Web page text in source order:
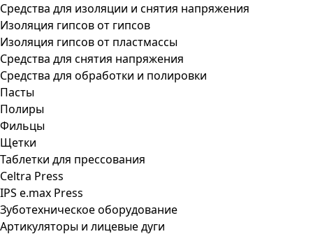
Средства для изоляции и снятия напряжения
Изоляция гипсов от гипсов
Изоляция гипсов от пластмассы
Средства для снятия напряжения
Средства для обработки и полировки
Пасты
Полиры
Фильцы
Щетки
Таблетки для прессования
Celtra Press
IPS e.max Press
Зуботехническое оборудование
Артикуляторы и лицевые дуги